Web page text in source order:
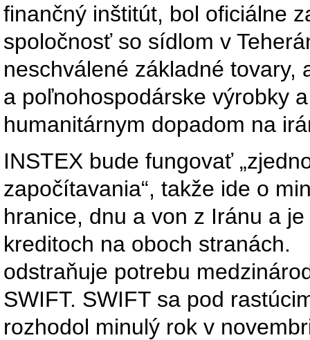
finančný inštitút, bol oficiálne
spoločnosť so sídlom v
neschválené základné tovary,
a poľnohospodárske výrobky
humanitárnym dopadom na
INSTEX bude fungovať
započítavania“, takže ide o
hranice, dnu a von z Iránu a
kreditoch na oboch stranách.
odstraňuje potrebu
SWIFT. SWIFT sa pod
rozhodol minulý rok v